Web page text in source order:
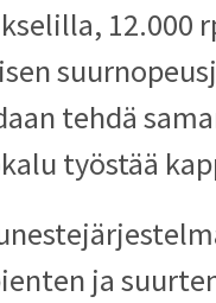
12.000
tehdä
työstää
ja